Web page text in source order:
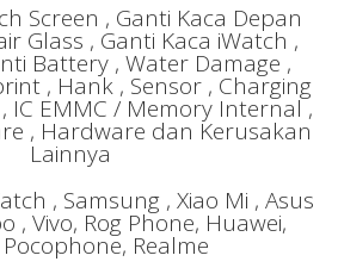
Screen , Ganti Kaca Depan
Glass , Ganti Kaca iWatch ,
Battery , Water Damage ,
, Hank , Sensor , Charging
, IC EMMC / Memory Internal ,
, Hardware dan Kerusakan
Lainnya
, Samsung , Xiao Mi , Asus
, Vivo, Rog Phone, Huawei,
Realme